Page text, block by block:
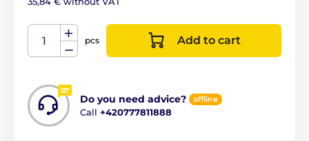
pcs Add to cart
Do you need advice? offline
Call +420777811888